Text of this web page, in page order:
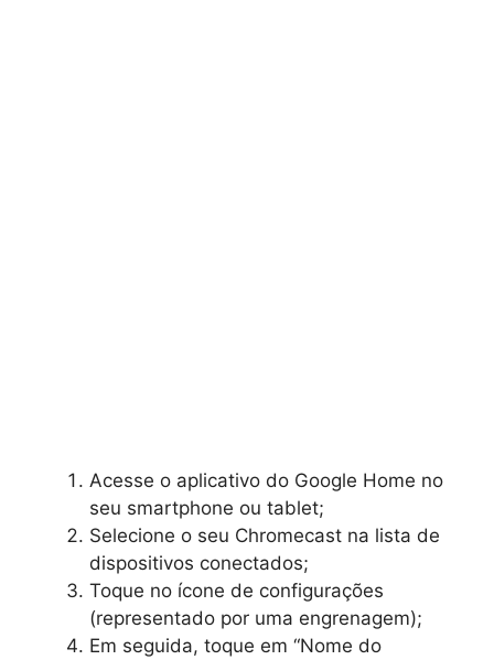
Acesse o aplicativo do Google Home no
seu smartphone ou tablet;
Selecione o seu Chromecast na lista de
dispositivos conectados;
Toque no ícone de configurações
(representado por uma engrenagem);
Em seguida, toque em “Nome do